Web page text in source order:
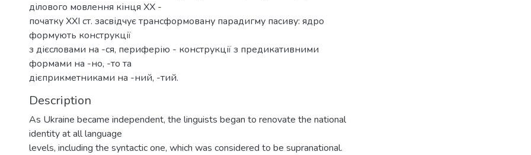
ділового мовлення кінця ХХ -
початку ХХІ ст. засвідчує трансформовану парадигму пасиву: ядро
формують конструкції
з дієсловами на -ся, периферію - конструкції з предикативними
формами на -но, -то та
дієприкметниками на -ний, -тий.
Description
As Ukraine became independent, the linguists began to renovate the national
identity at all language
levels, including the syntactic one, which was considered to be supranational.